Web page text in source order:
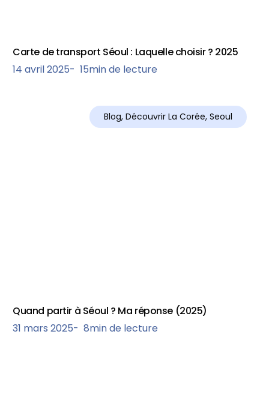
Carte de transport Séoul : Laquelle choisir ? 2025
14 avril 2025- 15min de lecture
Blog, Découvrir La Corée, Seoul
Quand partir à Séoul ? Ma réponse (2025)
31 mars 2025- 8min de lecture